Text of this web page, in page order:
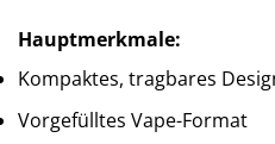
Hauptmerkmale:
Kompaktes, tragbares
Vorgefülltes Vape-Format